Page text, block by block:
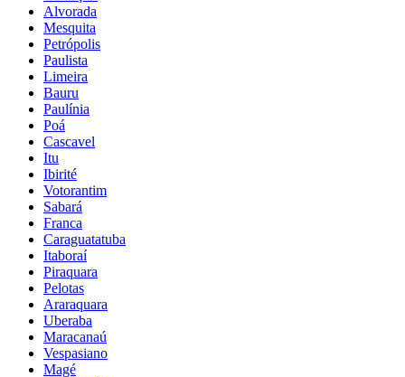
Alvorada
Mesquita
Petrópolis
Paulista
Limeira
Bauru
Paulínia
Poá
Cascavel
Itu
Ibirité
Votorantim
Sabará
Franca
Caraguatatuba
Itaboraí
Piraquara
Pelotas
Araraquara
Uberaba
Maracanaú
Vespasiano
Magé